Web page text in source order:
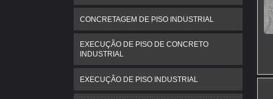
CONCRETAGEM DE PISO INDUSTRIAL
EXECUÇÃO DE PISO DE CONCRETO
INDUSTRIAL
EXECUÇÃO DE PISO INDUSTRIAL